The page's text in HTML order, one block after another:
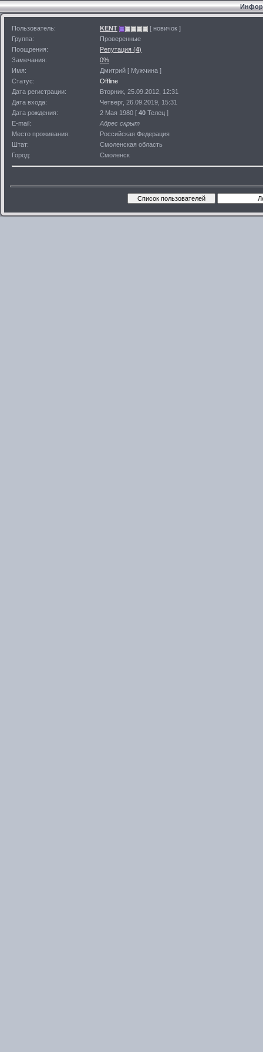
Пользователь: KENT
[ новичок ]
Группа:
Проверенные
Поощрения:
Репутация (4)
Замечания:
0%
Имя:
Дмитрий [ Мужчина ]
Статус:
Offline
Дата регистрации:
Вторник, 25.09.2012, 12:31
Дата входа:
Четверг, 26.09.2019, 15:31
Дата рождения:
2 Мая 1980 [ 40 Телец ]
E-mail:
Адрес скрыт
Место проживания:
Российская Федерация
Штат:
Смоленская область
Город:
Смоленск